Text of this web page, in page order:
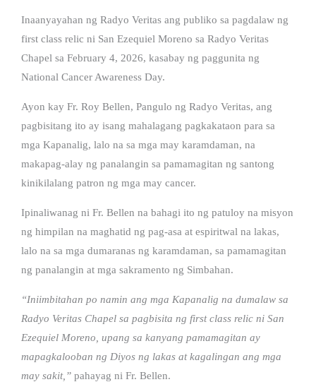
Inaanyayahan ng Radyo Veritas ang publiko sa pagdalaw ng
first class relic ni San Ezequiel Moreno sa Radyo Veritas
Chapel sa February 4, 2026, kasabay ng paggunita ng
National Cancer Awareness Day.
Ayon kay Fr. Roy Bellen, Pangulo ng Radyo Veritas, ang
pagbisitang ito ay isang mahalagang pagkakataon para sa
mga Kapanalig, lalo na sa mga may karamdaman, na
makapag-alay ng panalangin sa pamamagitan ng santong
kinikilalang patron ng mga may cancer.
Ipinaliwanag ni Fr. Bellen na bahagi ito ng patuloy na misyon
ng himpilan na maghatid ng pag-asa at espiritwal na lakas,
lalo na sa mga dumaranas ng karamdaman, sa pamamagitan
ng panalangin at mga sakramento ng Simbahan.
“Iniimbitahan po namin ang mga Kapanalig na dumalaw sa
Radyo Veritas Chapel sa pagbisita ng first class relic ni San
Ezequiel Moreno, upang sa kanyang pamamagitan ay
mapagkalooban ng Diyos ng lakas at kagalingan ang mga
may sakit,” pahayag ni Fr. Bellen.